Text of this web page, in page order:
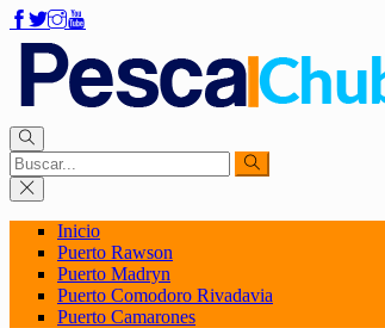
Inicio
Puerto Rawson
Puerto Madryn
Puerto Comodoro Rivadavia
Puerto Camarones